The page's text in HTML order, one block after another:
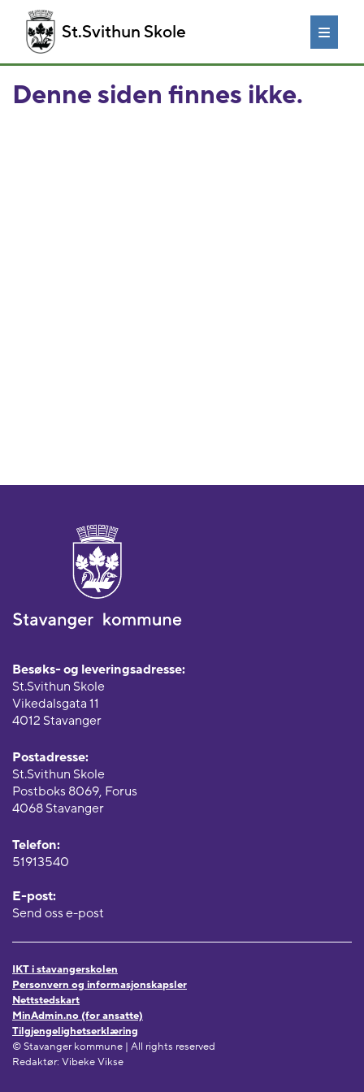
St.Svithun Skole
Denne siden finnes ikke.
Besøks- og leveringsadresse:
St.Svithun Skole
Vikedalsgata 11
4012 Stavanger
Postadresse:
St.Svithun Skole
Postboks 8069, Forus
4068 Stavanger
Telefon:
51913540
E-post:
Send oss e-post
IKT i stavangerskolen
Personvern og informasjonskapsler
Nettstedskart
MinAdmin.no (for ansatte)
Tilgjengelighetserklæring
© Stavanger kommune | All rights reserved
Redaktør: Vibeke Vikse